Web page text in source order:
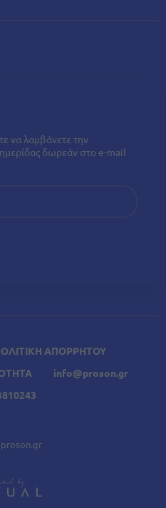
Σχετικά Άρθρα
ΑΠΟΡΡΗΤΟΥ
info@proson.gr
να λαμβάνετε την
δωρεάν στο e-mail